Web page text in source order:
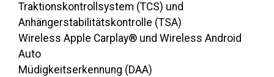
Traktionskontrollsystem (TCS) und
Anhängerstabilitätskontrolle (TSA)
Wireless Apple Carplay® und Wireless Android
Auto
Müdigkeitserkennung (DAA)